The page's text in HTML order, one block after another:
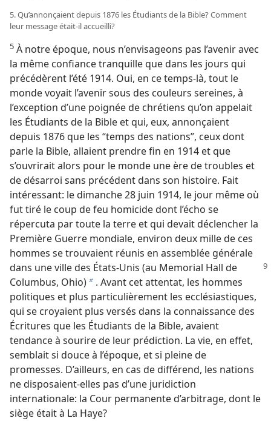
5. Qu’annonçaient depuis 1876 les Étudiants de la Bible? Comment
leur message était-​il accueilli?
5 À notre époque, nous n’envisageons pas l’avenir avec
la même confiance tranquille que dans les jours qui
précédèrent l’été 1914. Oui, en ce temps-​là, tout le
monde voyait l’avenir sous des couleurs sereines, à
l’exception d’une poignée de chrétiens qu’on appelait
les Étudiants de la Bible et qui, eux, annonçaient
depuis 1876 que les “temps des nations”, ceux dont
parle la Bible, allaient prendre fin en 1914 et que
s’ouvrirait alors pour le monde une ère de troubles et
de désarroi sans précédent dans son histoire. Fait
intéressant: le dimanche 28 juin 1914, le jour même où
fut tiré le coup de feu homicide dont l’écho se
répercuta par toute la terre et qui devait déclencher la
Première Guerre mondiale, environ deux mille de ces
hommes se trouvaient réunis en assemblée générale
dans une ville des États-Unis (au Memorial Hall de
Columbus, Ohio)b . Avant cet attentat, les hommes
politiques et plus particulièrement les ecclésiastiques,
qui se croyaient plus versés dans la connaissance des
Écritures que les Étudiants de la Bible, avaient
tendance à sourire de leur prédiction. La vie, en effet,
semblait si douce à l’époque, et si pleine de
promesses. D’ailleurs, en cas de différend, les nations
ne disposaient-​elles pas d’une juridiction
internationale: la Cour permanente d’arbitrage, dont le
siège était à La Haye?